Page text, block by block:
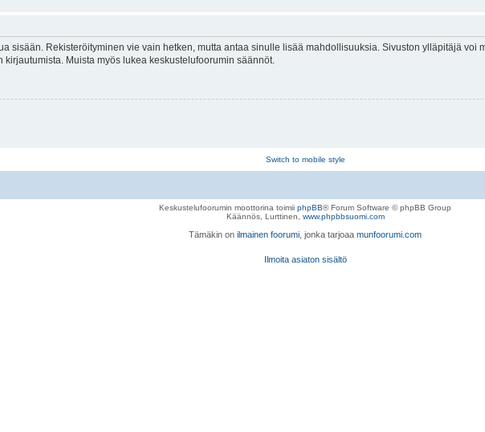
sisään. Rekisteröityminen vie vain hetken, mutta antaa sinulle lisää mahdollisuuksia. Sivuston ylläpitäjä
Muista myös lukea keskustelufoorumin säännöt.
Switch to mobile style
Keskustelufoorumin moottorina toimii phpBB® Forum Software © phpBB Group
Käännös, Lurttinen, www.phpbbsuomi.com
Tämäkin on ilmainen foorumi , jonka tarjoaa munfoorumi.com
Ilmoita asiaton sisältö